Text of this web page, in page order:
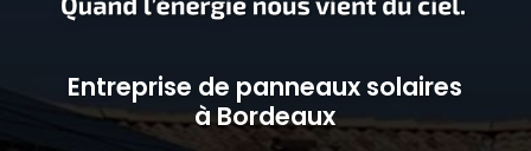
Entreprise de panneaux solaires
à Bordeaux